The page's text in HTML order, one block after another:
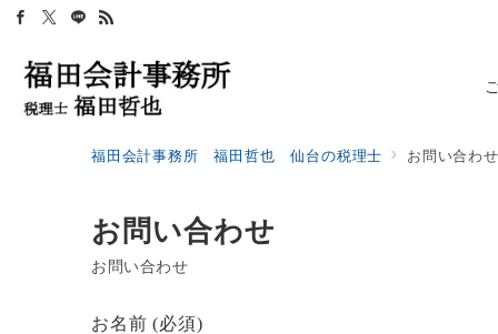
福田会計事務所 福田哲也 仙台の税理士 お問い合わせ
お問い合わせ
お問い合わせ
お名前 (必須)